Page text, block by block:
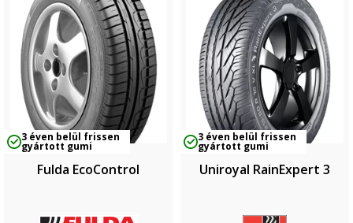
3 éven belül frissen
gyártott gumi
Fulda EcoControl
3 éven belül frissen
gyártott gumi
Uniroyal RainExpert 3